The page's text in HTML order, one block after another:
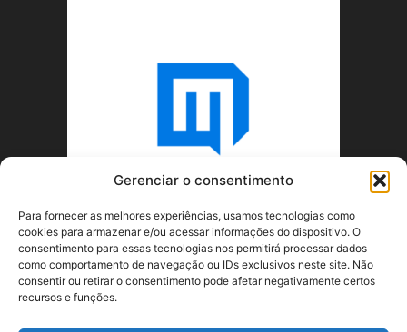
Gerenciar o consentimento
Para fornecer as melhores experiências, usamos tecnologias como
cookies para armazenar e/ou acessar informações do dispositivo. O
consentimento para essas tecnologias nos permitirá processar dados
como comportamento de navegação ou IDs exclusivos neste site. Não
consentir ou retirar o consentimento pode afetar negativamente certos
recursos e funções.